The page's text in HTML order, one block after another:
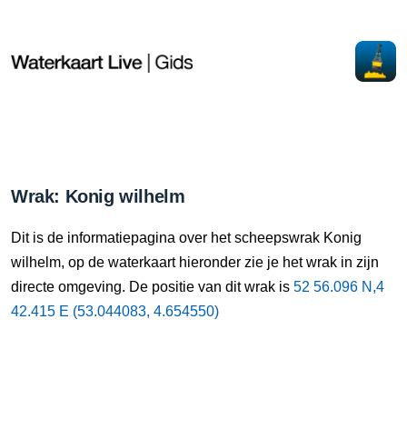
Wrak: Konig wilhelm
Dit is de informatiepagina over het scheepswrak Konig
wilhelm, op de waterkaart hieronder zie je het wrak in zijn
directe omgeving. De positie van dit wrak is 52 56.096 N,4
42.415 E (53.044083, 4.654550)